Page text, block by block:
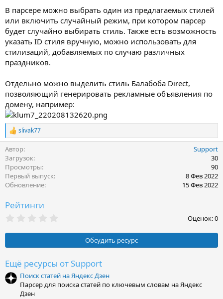
В парсере можно выбрать один из предлагаемых стилей
или включить случайный режим, при котором парсер
будет случайно выбирать стиль. Также есть возможность
указать ID стиля вручную, можно использовать для
стилизаций, добавляемых по случаю различных
праздников.
Отдельно можно выделить стиль Балабоба Direct,
позволяющий генерировать рекламные объявления по
домену, например:
Р
е
а
к
ц
и
и
:
slivak77
Автор
Support
Загрузок
30
Просмотры
90
Первый выпуск
8 Фев 2022
Обновление
15 Фев 2022
Рейтинги
0
з
ё
з
д
Оценок: 0
Обсудить ресурс
Ещё ресурсы от Support
Поиск статей на Яндекс Дзен
Парсер для поиска статей по ключевым словам на Яндекс
Дзен